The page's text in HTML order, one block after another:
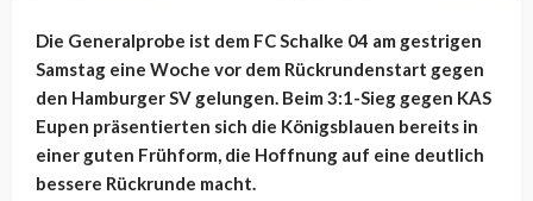
Die Generalprobe ist dem FC Schalke 04 am gestrigen
Samstag eine Woche vor dem Rückrundenstart gegen
den Hamburger SV gelungen. Beim 3:1-Sieg gegen KAS
Eupen präsentierten sich die Königsblauen bereits in
einer guten Frühform, die Hoffnung auf eine deutlich
bessere Rückrunde macht.